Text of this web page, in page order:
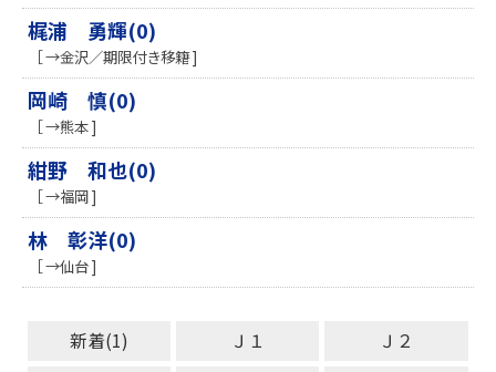
梶浦 勇輝(0)
［ →金沢／期限付き移籍 ]
岡崎 慎(0)
［ →熊本 ]
紺野 和也(0)
［ →福岡 ]
林 彰洋(0)
［ →仙台 ]
新着(1) Ｊ１
Ｊ２